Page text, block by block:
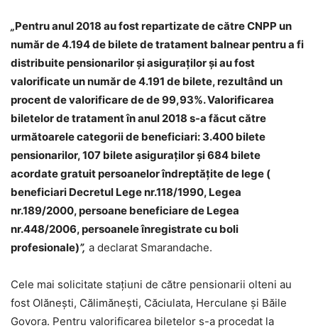
„Pentru anul 2018 au fost repartizate de către CNPP un
număr de 4.194 de bilete de tratament balnearpentru a fi
distribuite pensionarilor și asiguraților și au fost
valorificate un număr de 4.191 de bilete, rezultând un
procent de valorificare de de 99,93%. Valorificarea
biletelor de tratament în anul 2018 s-a făcut către
următoarele categorii de beneficiari: 3.400 bilete
pensionarilor, 107 bilete asiguraților și 684 bilete
acordate gratuit persoanelor îndreptățite de lege (
beneficiari Decretul Lege nr.118/1990, Legea
nr.189/2000, persoane beneficiare de Legea
nr.448/2006, persoanele înregistrate cu boli
profesionale)”, a declarat Smarandache.
Cele mai solicitate staţiuni de către pensionarii olteni au
fost Olăneşti, Călimăneşti, Căciulata, Herculane şi Băile
Govora. Pentru valorificarea biletelor s-a procedat la